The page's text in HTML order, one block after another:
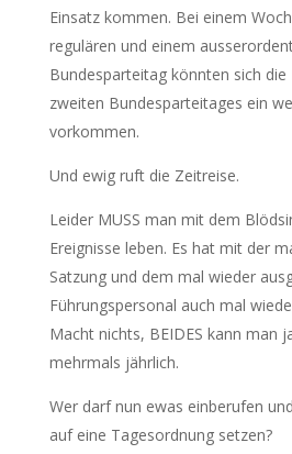
Einsatz kommen. Bei einem
regulären und einem
Bundesparteitag könnten sich die
zweiten Bundesparteitages ein
vorkommen.
Und ewig ruft die Zeitreise.
Leider MUSS man mit dem
Ereignisse leben. Es hat mit der
Satzung und dem mal wieder
Führungspersonal auch mal
Macht nichts, BEIDES kann man
mehrmals jährlich.
Wer darf nun ewas einberufen
auf eine Tagesordnung setzen?